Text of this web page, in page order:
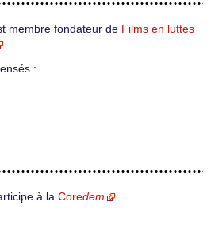
membre fondateur de Films en luttes
:
à la Coredem